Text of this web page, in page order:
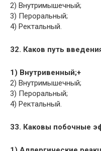
2) Внутримышечный;
3) Пероральный;
4) Ректальный.
32. Каков путь
1) Внутривенный;+
2) Внутримышечный;
3) Пероральный;
4) Ректальный.
33. Каковы побочные